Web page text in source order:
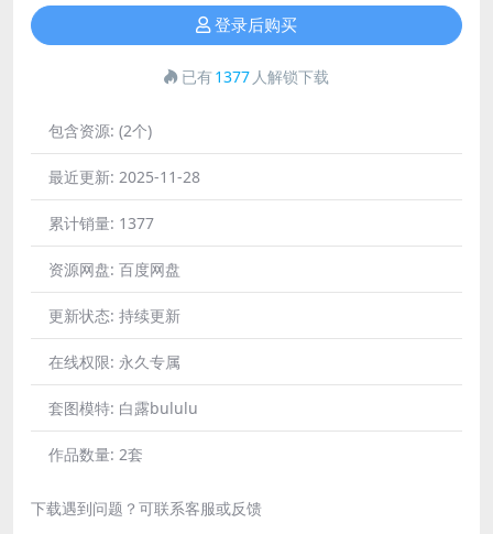
登录后购买
已有1377 人解锁下载
包含资源: (2个)
最近更新: 2025-11-28
累计销量: 1377
资源网盘: 百度网盘
更新状态: 持续更新
在线权限: 永久专属
套图模特: 白露bululu
作品数量: 2套
下载遇到问题？可联系客服或反馈